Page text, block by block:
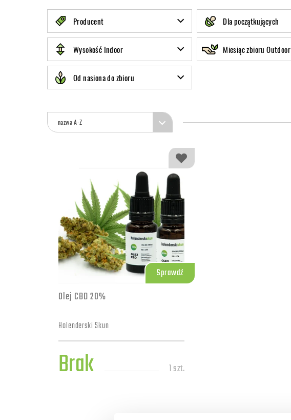
Producent Dla początkujących
Wysokość Indoor Miesiąc zbioru Outdoor
Od nasiona do zbioru
nazwa A-Z
Sprawdź
Olej CBD 20%
Holenderski Skun
Brak 1 szt.